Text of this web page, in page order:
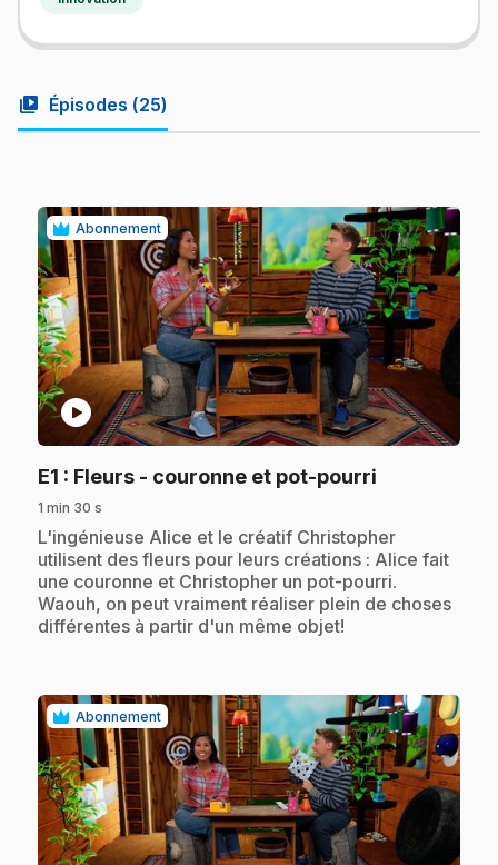
video_library Épisodes (25)
Abonnement
play_circle
E1 : Fleurs - couronne et pot-pourri
1 min 30 s
.L'ingénieuse Alice et le créatif Christopher
utilisent des fleurs pour leurs créations : Alice fait
une couronne et Christopher un pot-pourri.
Waouh, on peut vraiment réaliser plein de choses
différentes à partir d'un même objet!
Abonnement